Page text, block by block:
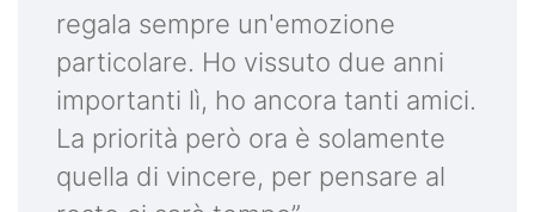
regala sempre un'emozione
particolare. Ho vissuto due anni
importanti lì, ho ancora tanti amici.
La priorità però ora è solamente
quella di vincere, per pensare al